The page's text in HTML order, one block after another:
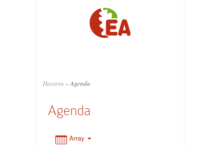
Hasiera » Agenda
Agenda
Array
4:00
5:00